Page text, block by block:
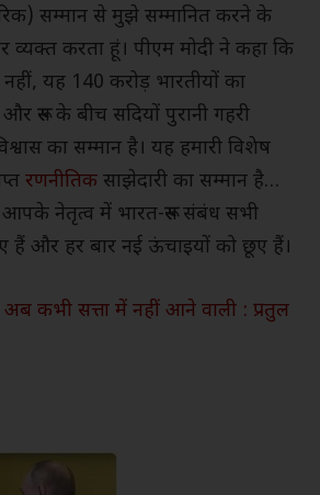
सम्मान से मुझे सम्मानित करने के
करता हूं। पीएम मोदी ने कहा कि
नहीं, यह 140 करोड़ भारतीयों का
रूस के बीच सदियों पुरानी गहरी
का सम्मान है। यह हमारी विशेष
रणनीतिक साझेदारी का सम्मान है…
नेतृत्व में भारत-रूस संबंध सभी
और हर बार नई ऊंचाइयों को छूए हैं।
कभी सत्ता में नहीं आने वाली : प्रतुल